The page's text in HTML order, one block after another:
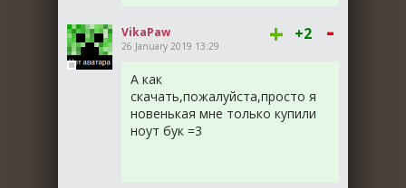
VikaPaw
26 January 2019 13:29 + +2 -
А как
скачать,пожалуйста,просто я
новенькая мне только купили
ноут бук =3